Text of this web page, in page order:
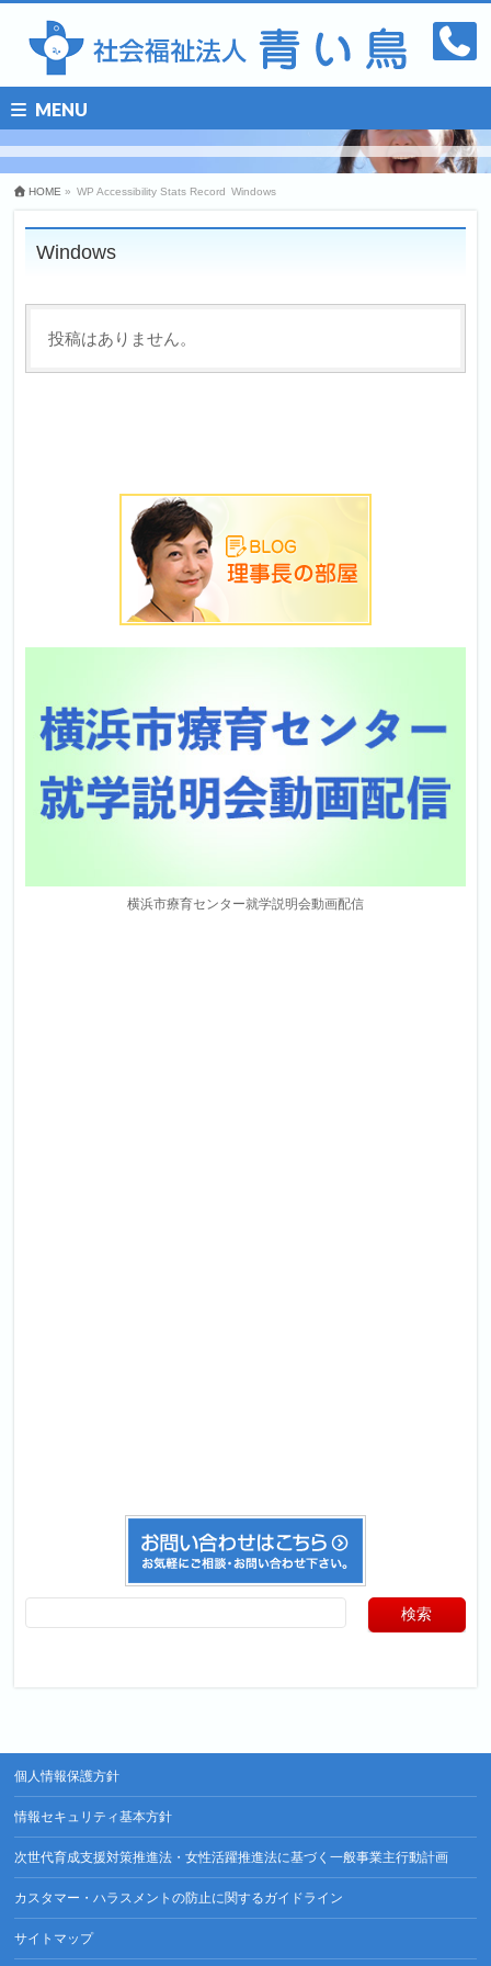
MENU
HOME » WP Accessibility Stats Record Windows
Windows
投稿はありません。
横浜市療育センター就学説明会動画配信
個人情報保護方針
情報セキュリティ基本方針
次世代育成支援対策推進法・女性活躍推進法に基づく一般事業主行動計画
カスタマー・ハラスメントの防止に関するガイドライン
サイトマップ